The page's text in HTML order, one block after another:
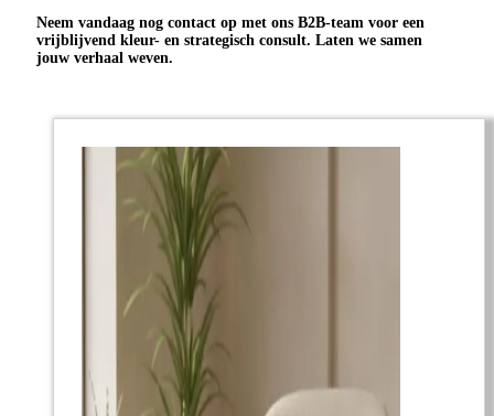
Neem vandaag nog contact op met ons B2B-team voor een
vrijblijvend kleur- en strategisch consult. Laten we samen
jouw verhaal weven.